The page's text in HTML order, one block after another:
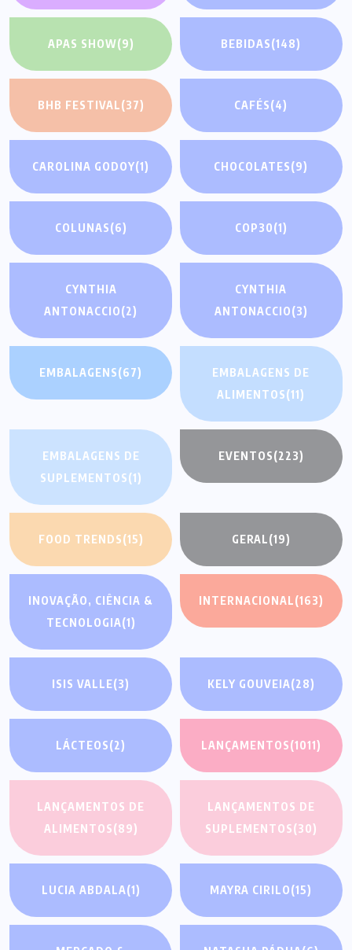
APAS SHOW(9) BEBIDAS(148)
BHB FESTIVAL(37) CAFÉS(4)
CAROLINA GODOY(1) CHOCOLATES(9)
COLUNAS(6) COP30(1)
CYNTHIA
ANTONACCIO(2)
CYNTHIA
ANTONACCIO(3)
EMBALAGENS(67)
EMBALAGENS DE
ALIMENTOS(11)
EMBALAGENS DE
SUPLEMENTOS(1)
EVENTOS(223)
FOOD TRENDS(15) GERAL(19)
INOVAÇÃO, CIÊNCIA &
TECNOLOGIA(1)
INTERNACIONAL(163)
ISIS VALLE(3) KELY GOUVEIA(28)
LÁCTEOS(2) LANÇAMENTOS(1011)
LANÇAMENTOS DE
ALIMENTOS(89)
LANÇAMENTOS DE
SUPLEMENTOS(30)
LUCIA ABDALA(1) MAYRA CIRILO(15)